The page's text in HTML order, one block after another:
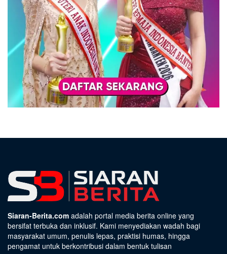
Siaran-Berita.com adalah portal media berita online yang
bersifat terbuka dan inklusif. Kami menyediakan wadah bagi
masyarakat umum, penulis lepas, praktisi humas, hingga
pengamat untuk berkontribusi dalam bentuk tulisan